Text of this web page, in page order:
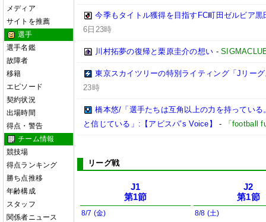
メディア
サイトを推薦
選手
選手名鑑
故障者
移籍
エピソード
契約状況
出場時間
得点・警告
チーム情報
競技場
得点ランキング
勝ち点推移
年齢構成
スタッフ
関係者ニュース
今季もタイトル獲得を目指すFC町田ゼルビア
6日23時
川村拓夢の復帰と栗原圭介の想い -
東京スカイツリーの特別ライティング「Jリー
23時
橋本悠/「選手たちは互角以上の力を持ってい
と信じている」:【アビスパ’s Voice】
- 「football
リーグ戦
J1
第1節
8/7 (金)
J2
第1節
8/8 (土)